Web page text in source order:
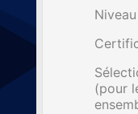
(pour